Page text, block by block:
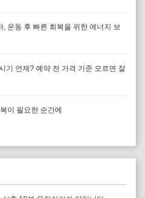
, 운동 후 빠른 회복을 위한 에너지 보
기 언제? 예약 전 가격 기준 모르면 잘
이 필요한 순간에